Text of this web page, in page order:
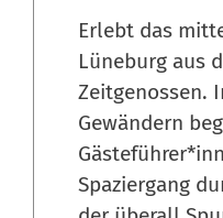
Erlebt das
Lüneburg aus
Zeitgenossen.
Gewändern
Spaziergang